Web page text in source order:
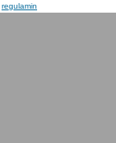
regulamin